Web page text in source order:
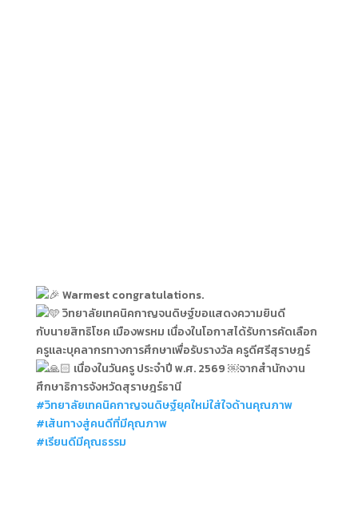
Warmest congratulations.
วิทยาลัยเทคนิคกาญจนดิษฐ์ขอแสดงความยินดี
กับนายสิทธิโชค เมืองพรหม เนื่องในโอกาสได้รับการคัดเลือก
ครูและบุคลากรทางการศึกษาเพื่อรับรางวัล ครูดีศรีสุราษฎร์
เนื่องในวันครู ประจำปี พ.ศ. 2569 ￼จากสำนักงาน
ศึกษาธิการจังหวัดสุราษฎร์ธานี
#วิทยาลัยเทคนิคกาญจนดิษฐ์ยุคใหม่ใส่ใจด้านคุณภาพ
#เส้นทางสู่คนดีที่มีคุณภาพ
#เรียนดีมีคุณธรรม